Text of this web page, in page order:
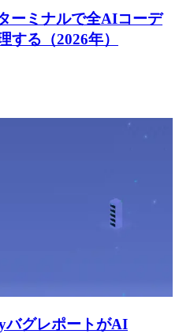
ーミナルで全AIコーデ
する（2026年）
バグレポートがAI